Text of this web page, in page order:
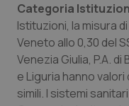
Categoria
Istituzioni, la misura
Veneto allo 0,30 del
Venezia Giulia, P.A.
e Liguria hanno
simili. I sistemi